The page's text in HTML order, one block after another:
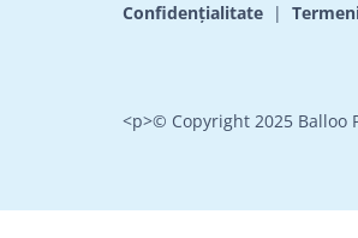
Confidențialitate |
<p>© Copyright 2025 Balloo